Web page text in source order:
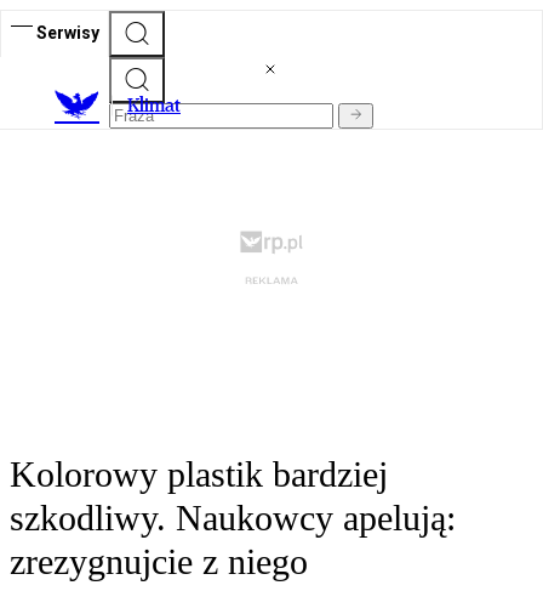
Serwisy
Klimat
Kolorowy plastik bardziej
szkodliwy. Naukowcy apelują:
zrezygnujcie z niego